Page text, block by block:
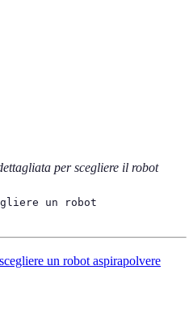
per scegliere il robot
un robot
un robot aspirapolvere